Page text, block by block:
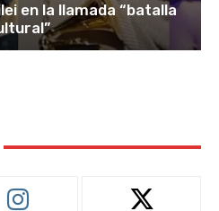
en la llamada “batalla